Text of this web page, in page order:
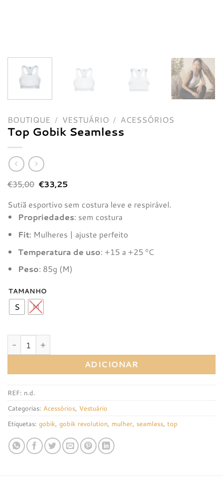
BOUTIQUE / VESTUÁRIO / ACESSÓRIOS
Top Gobik Seamless
€35,00 O
preço
original
era:
€35,00.
€33,25O
é:
€33,25.
Sutiã esportivo sem costura leve e respirável.
Propriedades: sem costura
Fit: Mulheres | ajuste perfeito
Temperatura de uso: +15 a +25 ºC
Peso: 85g (M)
TAMANHO
S M
ADICIONAR
REF: n.d.
Categorias: Acessórios, Vestuário
Etiquetas: gobik, gobik revolution, mulher, seamless, top